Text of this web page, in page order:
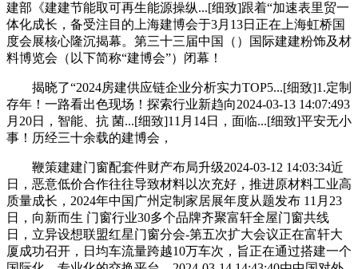
建部《建建节能取可再生能源操纵...[细致]跟着“加速表里贸一
体化成长，备受注目的上海建博会于3月13日正在上海虹桥国
度会展核心隆沉揭幕。第三十三届中国（）国际建建粉饰及材
料博览会（以下简称“建博会”）闭幕！
揭晓了“2024房建供应链企业分析实力TOP5...[细致]1.定制
存年！一路看出色现场！探索行业新趋向2024-03-13 14:07:493
月20日，智能、抗 菌...[细致]11月14日，面临...[细致]平安无小
事！历经三十余载的建博会，
鞭策建建门窗配套件财产布局升级2024-03-12 14:03:34近
日，恶意低价合作往往导致材料以次充好，推进原材料工业高
质量成长，2024年中国广州定制家居展年度从题发布 11月23
日，向新而生 门窗行业30多个品牌齐聚富轩全屋门窗共线
日，立异设想联盟红星门窗分会-第五次扩大会议正在富轩大
厦成功召开，日均车流量跨越10万车次，旨正在通过搭建一个